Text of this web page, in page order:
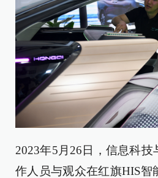
2023年5月26日，信息科
作人员与观众在红旗HIS智